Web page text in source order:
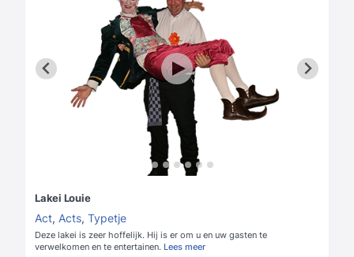
Lakei Louie
Act, Acts, Typetje
Deze lakei is zeer hoffelijk. Hij is er om u en uw gasten te
verwelkomen en te entertainen. Lees meer